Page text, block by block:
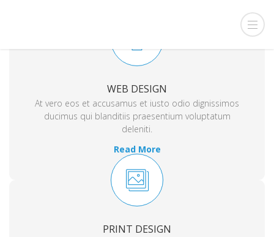
WEB DESIGN
At vero eos et accusamus et iusto odio dignissimos
ducimus qui blanditiis praesentium voluptatum
deleniti.
Read More
PRINT DESIGN